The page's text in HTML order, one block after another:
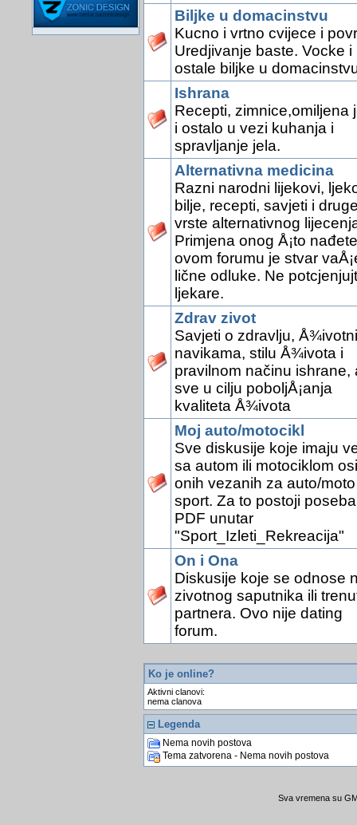
Biljke u domacinstvu
Kucno i vrtno cvijece i
Uredjivanje baste. Vocke i
ostale biljke u
Ishrana
Recepti, zimnice,omiljena
i ostalo u vezi kuhanja i
spravljanje jela.
Alternativna medicina
Razni narodni lijekovi,
bilje, recepti, savjeti i
vrste alternativnog
Primjena onog Å¡to
ovom forumu je stvar
lične odluke. Ne
ljekare.
Zdrav zivot
Savjeti o zdravlju,
navikama, stilu Å¾ivota i
pravilnom načinu ishrane,
sve u cilju poboljÅ¡anja
kvaliteta Å¾ivota
Moj auto/motocikl
Sve diskusije koje imaju
sa autom ili motociklom
onih vezanih za auto/moto
sport. Za to postoji
PDF unutar
"Sport_Izleti_Rekreacija"
On i Ona
Diskusije koje se odnose
zivotnog saputnika ili
partnera. Ovo nije dating
forum.
Ko je online?
Aktivni clanovi:
nema clanova
Legenda
Nema novih postova
Tema zatvorena - Nema novih postova
Sva vremena su